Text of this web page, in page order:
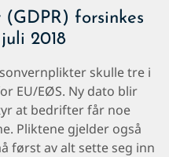
forsinkes
2018
skulle tre i
EU/EØS. Ny dato blir
at bedrifter får noe
Pliktene gjelder også
først av alt sette seg inn